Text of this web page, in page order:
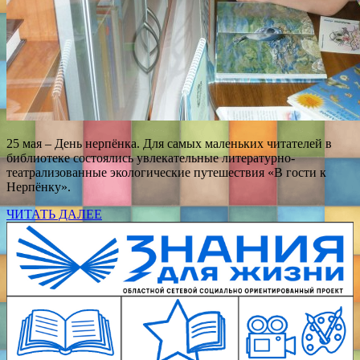
25 мая – День нерпёнка. Для самых маленьких читателей в
библиотеке состоялись увлекательные литературно-
театрализованные экологические путешествия «В гости к
Нерпёнку».
ЧИТАТЬ ДАЛЕЕ